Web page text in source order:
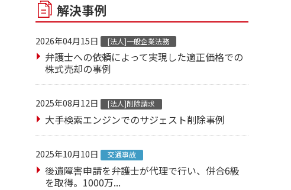
解決事例
2026年04月15日 [法人]一般企業法務
弁護士への依頼によって実現した適正価格での
株式売却の事例
2025年08月12日 [法人]削除請求
大手検索エンジンでのサジェスト削除事例
2025年10月10日 交通事故
後遺障害申請を弁護士が代理で行い、併合6級
を取得。1000万...